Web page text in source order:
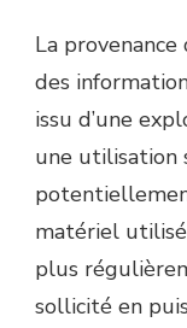
La
des
issu d’une
une utilisation
matériel
plus
sollicité en